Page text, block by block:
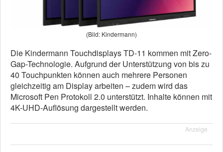
(Bild: Kindermann)
Die Kindermann Touchdisplays TD-11 kommen mit Zero-
Gap-Technologie. Aufgrund der Unterstützung von bis zu
40 Touchpunkten können auch mehrere Personen
gleichzeitig am Display arbeiten – zudem wird das
Microsoft Pen Protokoll 2.0 unterstützt. Inhalte können mit
4K-UHD-Auflösung dargestellt werden.
Anzeige